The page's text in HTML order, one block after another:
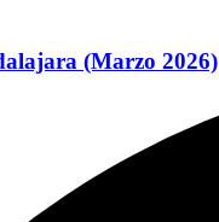
(Marzo 2026)